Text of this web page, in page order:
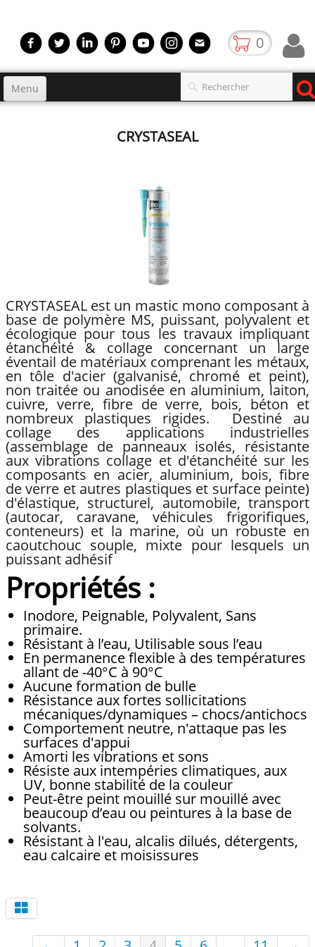
0
Menu
blog
CRYSTASEAL
CRYSTASEAL est un mastic mono composant à
base de polymère MS, puissant, polyvalent et
écologique pour tous les travaux impliquant
étanchéité & collage concernant un large
éventail de matériaux comprenant les métaux,
en tôle d'acier (galvanisé, chromé et peint),
non traitée ou anodisée en aluminium, laiton,
cuivre, verre, fibre de verre, bois, béton et
nombreux plastiques rigides. Destiné au
collage des applications industrielles
(assemblage de panneaux isolés, résistante
aux vibrations collage et d'étanchéité sur les
composants en acier, aluminium, bois, fibre
de verre et autres plastiques et surface peinte)
d'élastique, structurel, automobile, transport
(autocar, caravane, véhicules frigorifiques,
conteneurs) et la marine, où un robuste en
caoutchouc souple, mixte pour lesquels un
puissant adhésif
Propriétés :
Inodore, Peignable, Polyvalent, Sans
primaire.
Résistant à l’eau, Utilisable sous l’eau
En permanence flexible à des températures
allant de -40°C à 90°C
Aucune formation de bulle
Résistance aux fortes sollicitations
mécaniques/dynamiques – chocs/antichocs
Comportement neutre, n'attaque pas les
surfaces d'appui
Amorti les vibrations et sons
Résiste aux intempéries climatiques, aux
UV, bonne stabilité de la couleur
Peut-être peint mouillé sur mouillé avec
beaucoup d’eau ou peintures à la base de
solvants.
Résistant à l'eau, alcalis dilués, détergents,
eau calcaire et moisissures